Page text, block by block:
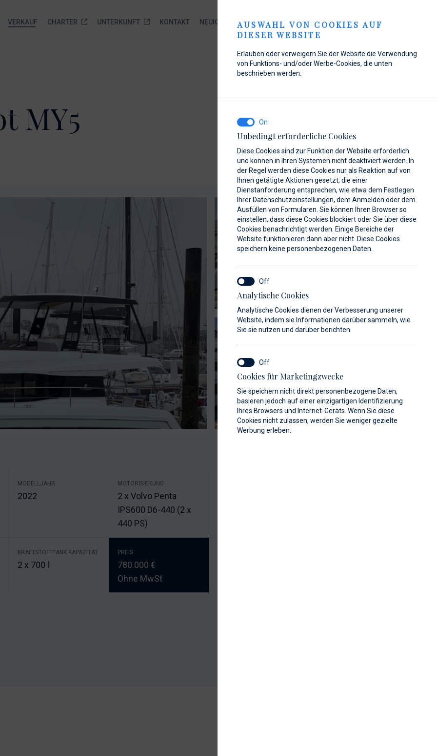
Leistungen
Gallery
Anfrage senden
Tanken Sie Ihr Boot in
auf!
Mehr erfahren
Hier finden Sie Teile,
Ausrüstung für Ihr
Schiff
Mehr erfahren
VERKAUF
Dayboat & Ribs
CHARTER UNTERKUNFT KONTAKT NEUIGKEITEN Anfrage senden DE
MY5
Galerie anzeigen
MODELLJAHR
2022
MOTORISIERUNG
2 x Volvo Penta
IPS600 D6-440 (2 x
440 PS)
KRAFTSTOFFTANK KAPAZITÄT
2 x 700 l
PREIS
780.000 €
Ohne MwSt
AUSWAHL VON COOKIES AUF
DIESER WEBSITE
Erlauben oder verweigern Sie der Website die Verwendung
von Funktions- und/oder Werbe-Cookies, die unten
beschrieben werden:
Unbedingt erforderliche Cookies
Diese Cookies sind zur Funktion der Website erforderlich
und können in Ihren Systemen nicht deaktiviert werden. In
der Regel werden diese Cookies nur als Reaktion auf von
Ihnen getätigte Aktionen gesetzt, die einer
Dienstanforderung entsprechen, wie etwa dem Festlegen
Ihrer Datenschutzeinstellungen, dem Anmelden oder dem
Ausfüllen von Formularen. Sie können Ihren Browser so
einstellen, dass diese Cookies blockiert oder Sie über diese
Cookies benachrichtigt werden. Einige Bereiche der
Website funktionieren dann aber nicht. Diese Cookies
speichern keine personenbezogenen Daten.
Analytische Cookies
Analytische Cookies dienen der Verbesserung unserer
Website, indem sie Informationen darüber sammeln, wie
Sie sie nutzen und darüber berichten.
Cookies für Marketingzwecke
Sie speichern nicht direkt personenbezogene Daten,
basieren jedoch auf einer einzigartigen Identifizierung
Ihres Browsers und Internet-Geräts. Wenn Sie diese
Cookies nicht zulassen, werden Sie weniger gezielte
Werbung erleben.